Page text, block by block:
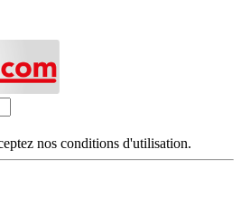
nos conditions d'utilisation.